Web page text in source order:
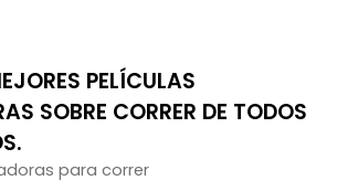
PELÍCULAS
SOBRE CORRER DE TODOS
para correr